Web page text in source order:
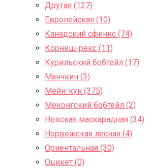
Другая (127)
Европейская (10)
Канадский сфинкс (74)
Корниш-рекс (11)
Курильский бобтейл (17)
Манчкин (3)
Мейн-кун (375)
Меконгский бобтейл (2)
Невская маскарадная (34)
Норвежская лесная (4)
Ориентальная (30)
Оцикет (0)